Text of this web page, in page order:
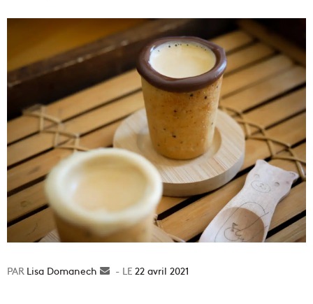
Lisa Domanech
Envoyer22 avril 2021